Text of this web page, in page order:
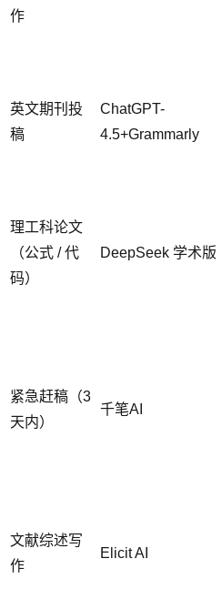
作
英文期刊投
稿
ChatGPT-
4.5+Grammarly
理工科论文
（公式 / 代
码）
DeepSeek 学术版
紧急赶稿（3
天内）
千笔AI
文献综述写
作
Elicit AI